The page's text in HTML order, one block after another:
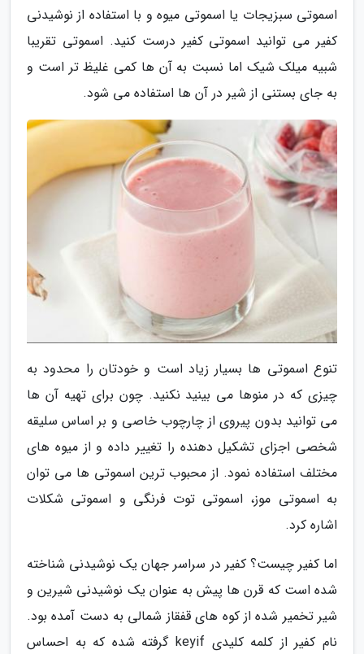
اسموتی سبزیجات یا اسموتی میوه و با استفاده از نوشیدنی
کفیر می توانید اسموتی کفیر درست کنید. اسموتی تقریبا
شبیه میلک شیک اما نسبت به آن ها کمی غلیظ تر است و
به جای بستنی از شیر در آن ها استفاده می شود.
تنوع اسموتی ها بسیار زیاد است و خودتان را محدود به
چیزی که در منوها می بینید نکنید. چون برای تهیه آن ها
می توانید بدون پیروی از چارچوب خاصی و بر اساس سلیقه
شخصی اجزای تشکیل دهنده را تغییر داده و از میوه های
مختلف استفاده نمود. از محبوب ترین اسموتی ها می توان
به اسموتی موز، اسموتی توت فرنگی و اسموتی شکلات
اشاره کرد.
اما کفیر چیست؟ کفیر در سراسر جهان یک نوشیدنی شناخته
شده است که قرن ها پیش به عنوان یک نوشیدنی شیرین و
شیر تخمیر شده از کوه های قفقاز شمالی به دست آمده بود.
نام کفیر از کلمه کلیدی keyif گرفته شده که به احساس